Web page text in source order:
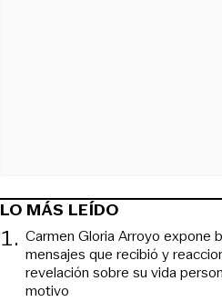
LO MÁS LEÍDO
1. Carmen Gloria Arroyo expone
mensajes que recibió y
revelación sobre su vida
motivo